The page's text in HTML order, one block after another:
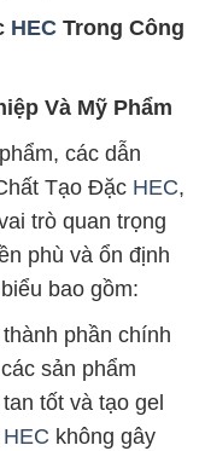
HEC Trong Công
Và Mỹ Phẩm
các dẫn
Tạo Đặc HEC,
trò quan trọng
phù và ổn định
bao gồm:
thành phần chính
sản phẩm
tốt và tạo gel
HEC không gây